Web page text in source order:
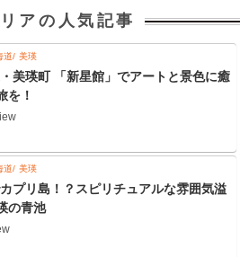
アの人気記事
道 美瑛
美瑛町 「新星館」でアートと景色に癒
を！
道 美瑛
プリ島！？スピリチュアルな雰囲気溢
の青池